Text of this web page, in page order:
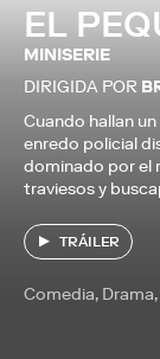
EL
MINISERIE
DIRIGIDA POR
Cuando hallan
enredo policial
dominado por el
traviesos y
TRÁILER
Comedia,